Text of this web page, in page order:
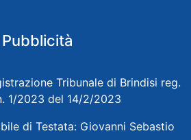
Pubblicità
Tribunale di Brindisi reg.
1/2023 del 14/2/2023
di Testata: Giovanni Sebastio